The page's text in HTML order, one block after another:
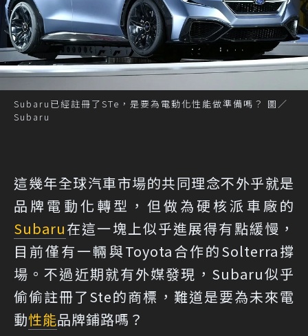
Subaru已經註冊了STe，是要為電動化性能做準備嗎？ 圖／
Subaru
這幾年全球汽車市場的共同理念不外乎就是
品牌電動化轉型，但做為硬核派車廠的
Subaru在這一塊上似乎進展得有點緩慢，
目前僅有一輛與Toyota合作的Solterra撐
場。不過近期就有外媒發現，Subaru似乎
偷偷註冊了Ste的商標，難道是要為未來電
動性能品牌鋪路嗎？